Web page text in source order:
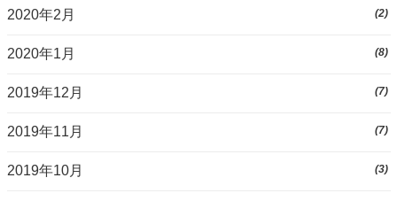
2020年2月 (2)
2020年1月 (8)
2019年12月 (7)
2019年11月 (7)
2019年10月 (3)